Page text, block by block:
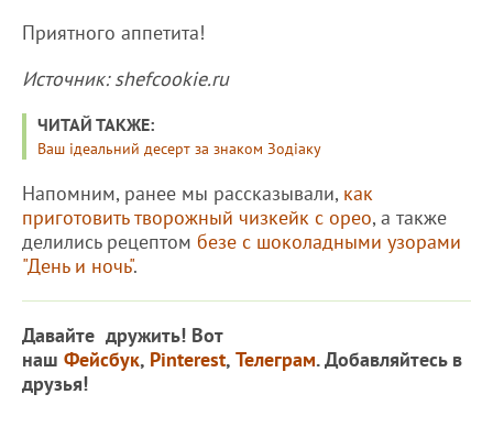
Приятного аппетита!
Источник: shefcookie.ru
ЧИТАЙ ТАКЖЕ:
Ваш ідеальний десерт за знаком Зодіаку
Напомним, ранее мы рассказывали, как
приготовить творожный чизкейк с орео, а также
делились рецептом безе с шоколадными узорами
"День и ночь".
Давайте дружить! Вот
наш Фейсбук, Pinterest, Телеграм. Добавляйтесь в
друзья!